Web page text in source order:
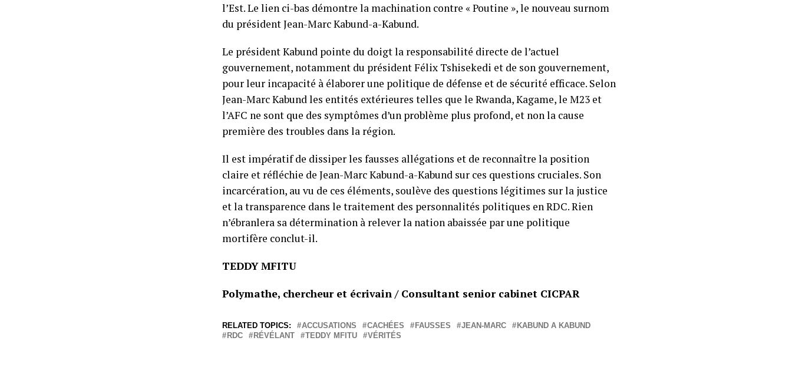
l’Est. Le lien ci-bas démontre la machination contre « Poutine », le nouveau surnom
du président Jean-Marc Kabund-a-Kabund.
Le président Kabund pointe du doigt la responsabilité directe de l’actuel
gouvernement, notamment du président Félix Tshisekedi et de son gouvernement,
pour leur incapacité à élaborer une politique de défense et de sécurité efficace. Selon
Jean-Marc Kabund les entités extérieures telles que le Rwanda, Kagame, le M23 et
l’AFC ne sont que des symptômes d’un problème plus profond, et non la cause
première des troubles dans la région.
Il est impératif de dissiper les fausses allégations et de reconnaître la position
claire et réfléchie de Jean-Marc Kabund-a-Kabund sur ces questions cruciales. Son
incarcération, au vu de ces éléments, soulève des questions légitimes sur la justice
et la transparence dans le traitement des personnalités politiques en RDC. Rien
n’ébranlera sa détermination à relever la nation abaissée par une politique
mortifère conclut-il.
TEDDY MFITU
Polymathe, chercheur et écrivain / Consultant senior cabinet CICPAR
RELATED TOPICS: ACCUSATIONS CACHÉES FAUSSES JEAN-MARC
KABUND A KABUND
RDC
RÉVÉLANT TEDDY MFITU VÉRITÉS